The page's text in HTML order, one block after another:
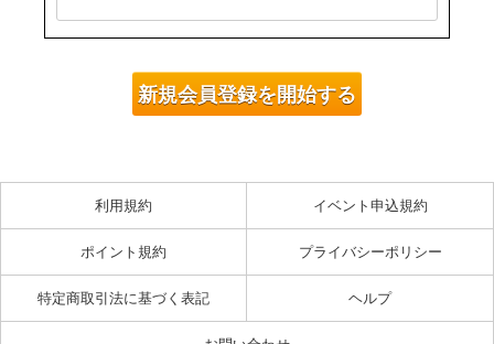
利用規約 イベント申込規約
ポイント規約 プライバシーポリシー
特定商取引法に基づく表記 ヘルプ